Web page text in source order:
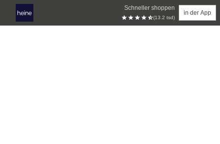
Schneller shoppen
(13.2 tsd)
in der App